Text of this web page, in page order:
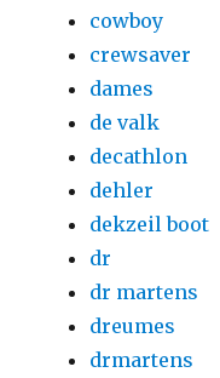
cowboy
crewsaver
dames
de valk
decathlon
dehler
dekzeil boot
dr
dr martens
dreumes
drmartens